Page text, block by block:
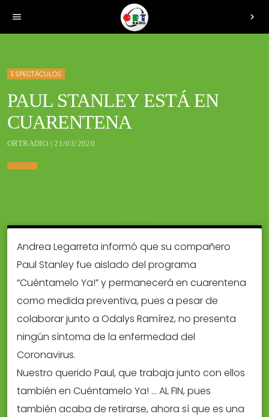
menu chevron_right
ESPECTÁCULOS
PAUL STANLEY ESTÁ EN
CUARENTENA
ORTRADIO | 21/03/2020
Andrea Legarreta informó que su compañero
Paul Stanley fue aislado del programa
“Cuéntamelo Ya!” y permanecerá en cuarentena
como medida preventiva, pues a pesar de
colaborar junto a Odalys Ramírez, no presenta
ningún síntoma de la enfermedad del
Coronavirus.
Nuestro querido Paul, que trabaja junto con ellos
también en Cuéntamelo Ya! … AL FIN, pues
también acaba de retirarse, ahora sí que es una